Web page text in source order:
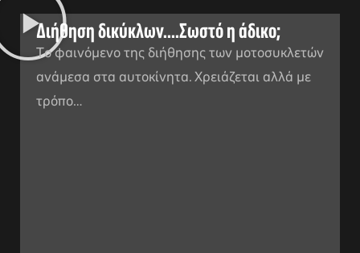
Διήθηση δικύκλων....Σωστό η άδικο;
Tο φαινόμενο της διήθησης των μοτοσυκλετών
ανάμεσα στα αυτοκίνητα. Χρειάζεται αλλά με
τρόπο…